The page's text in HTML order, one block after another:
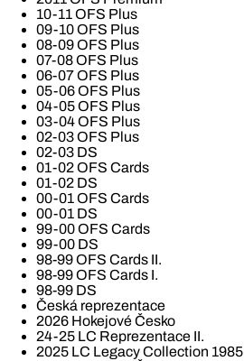
10-11 OFS Plus
09-10 OFS Plus
08-09 OFS Plus
07-08 OFS Plus
06-07 OFS Plus
05-06 OFS Plus
04-05 OFS Plus
03-04 OFS Plus
02-03 OFS Plus
02-03 DS
01-02 OFS Cards
01-02 DS
00-01 OFS Cards
00-01 DS
99-00 OFS Cards
99-00 DS
98-99 OFS Cards II.
98-99 OFS Cards I.
98-99 DS
Česká reprezentace
2026 Hokejové Česko
24-25 LC Reprezentace II.
2025 LC Legacy Collection 1985